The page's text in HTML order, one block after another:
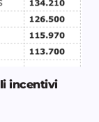
incentivi